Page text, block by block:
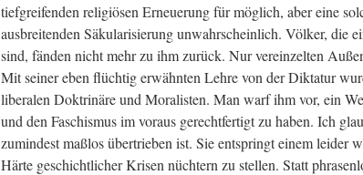
tiefgreifenden religiösen Erneuerung für möglich, aber eine
ausbreitenden Säkularisierung unwahrscheinlich. Völker, die
sind, fänden nicht mehr zu ihm zurück. Nur vereinzelten
Mit seiner eben flüchtig erwähnten Lehre von der Diktatur
liberalen Doktrinäre und Moralisten. Man warf ihm vor, ein
und den Faschismus im voraus gerechtfertigt zu haben. Ich
zumindest maßlos übertrieben ist. Sie entspringt einem leider
Härte geschichtlicher Krisen nüchtern zu stellen. Statt